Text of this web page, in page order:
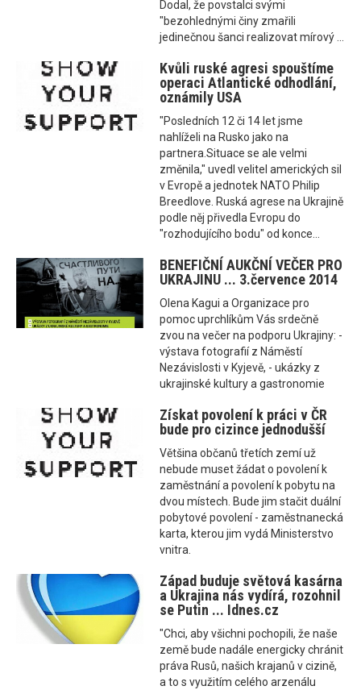
Dodal, že povstalci svými
"bezohlednými činy zmařili
jedinečnou šanci realizovat mírový ...
Kvůli ruské agresi spouštíme
operaci Atlantické odhodlání,
oznámily USA
"Posledních 12 či 14 let jsme
nahlíželi na Rusko jako na
partnera.Situace se ale velmi
změnila," uvedl velitel amerických sil
v Evropě a jednotek NATO Philip
Breedlove. Ruská agrese na Ukrajině
podle něj přivedla Evropu do
"rozhodujícího bodu" od konce...
BENEFIČNÍ AUKČNÍ VEČER PRO
UKRAJINU ... 3.července 2014
Olena Kagui a Organizace pro
pomoc uprchlíkům Vás srdečně
zvou na večer na podporu Ukrajiny: -
výstava fotografií z Náměstí
Nezávislosti v Kyjevě, - ukázky z
ukrajinské kultury a gastronomie
Získat povolení k práci v ČR
bude pro cizince jednodušší
Většina občanů třetích zemí už
nebude muset žádat o povolení k
zaměstnání a povolení k pobytu na
dvou místech. Bude jim stačit duální
pobytové povolení - zaměstnanecká
karta, kterou jim vydá Ministerstvo
vnitra.
Západ buduje světová kasárna
a Ukrajina nás vydírá, rozohnil
se Putin ... Idnes.cz
"Chci, aby všichni pochopili, že naše
země bude nadále energicky chránit
práva Rusů, našich krajanů v cizině,
a to s využitím celého arzenálu